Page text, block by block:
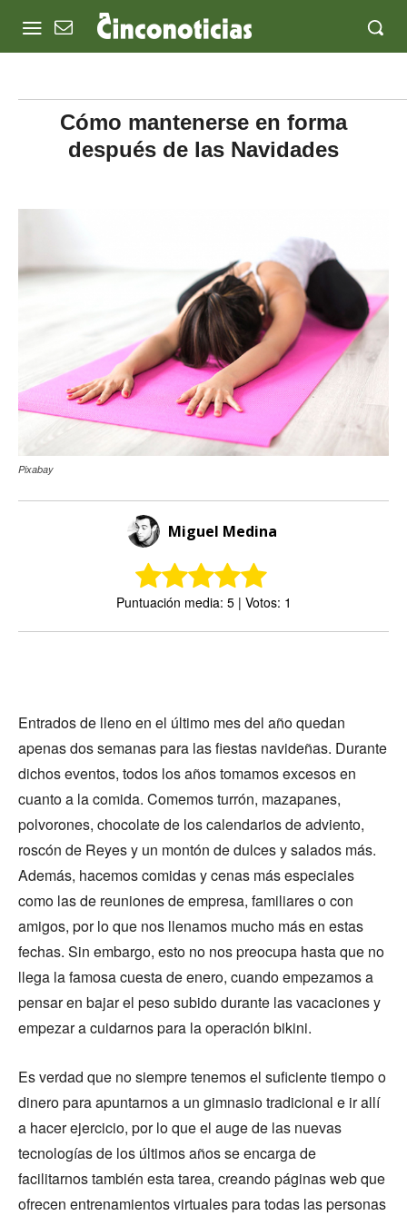
Cómo mantenerse en forma
después de las Navidades
Pixabay
Miguel Medina
Puntuación media: 5 | Votos: 1
Entrados de lleno en el último mes del año quedan
apenas dos semanas para las fiestas navideñas. Durante
dichos eventos, todos los años tomamos excesos en
cuanto a la comida. Comemos turrón, mazapanes,
polvorones, chocolate de los calendarios de adviento,
roscón de Reyes y un montón de dulces y salados más.
Además, hacemos comidas y cenas más especiales
como las de reuniones de empresa, familiares o con
amigos, por lo que nos llenamos mucho más en estas
fechas. Sin embargo, esto no nos preocupa hasta que no
llega la famosa cuesta de enero, cuando empezamos a
pensar en bajar el peso subido durante las vacaciones y
empezar a cuidarnos para la operación bikini.
Es verdad que no siempre tenemos el suficiente tiempo o
dinero para apuntarnos a un gimnasio tradicional e ir allí
a hacer ejercicio, por lo que el auge de las nuevas
tecnologías de los últimos años se encarga de
facilitarnos también esta tarea, creando páginas web que
ofrecen entrenamientos virtuales para todas las personas